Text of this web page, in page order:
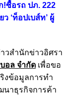
!ซื้อรถ ปภ. 222
‘ท็อปเบส์ท’ ผู้
วสำนักข่าวอิศรา
อล จำกัด เพื่อขอ
งข้อมูลการทำ
นาธุรกิจการค้า